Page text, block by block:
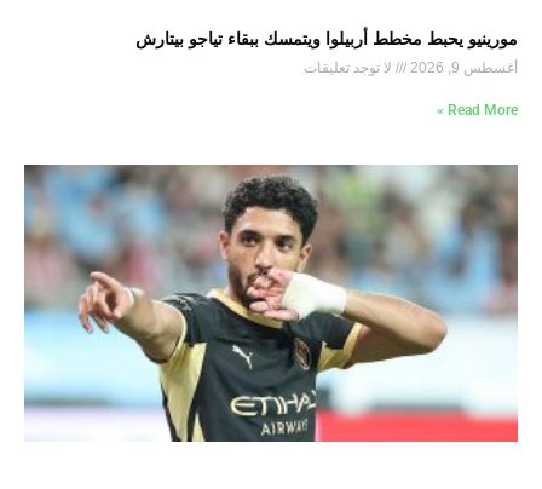
مورينيو يحبط مخطط أربيلوا ويتمسك ببقاء تياجو بيتارش
أغسطس 9, 2026 لا توجد تعليقات
Read More »